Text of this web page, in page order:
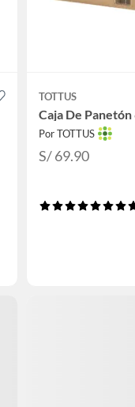
TOTTUS
Caja De Panetón
Por TOTTUS
S/ 69.90